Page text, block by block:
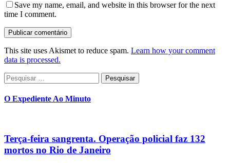
Save my name, email, and website in this browser for the next
time I comment.
This site uses Akismet to reduce spam. Learn how your comment
data is processed.
Pesquisar
por:
O Expediente Ao Minuto
Terça-feira sangrenta. Operação policial faz 132
mortos no Rio de Janeiro